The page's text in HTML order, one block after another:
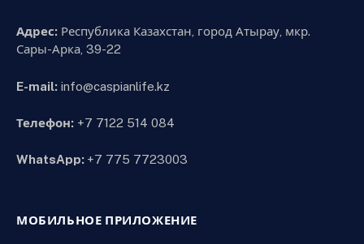
Адрес: Республика Казахстан, город Атырау, мкр.
Сары-Арка, 39-22
E-mail: info@caspianlife.kz
Телефон: +7 7122 514 084
WhatsApp: +7 775 7723003
МОБИЛЬНОЕ ПРИЛОЖЕНИЕ